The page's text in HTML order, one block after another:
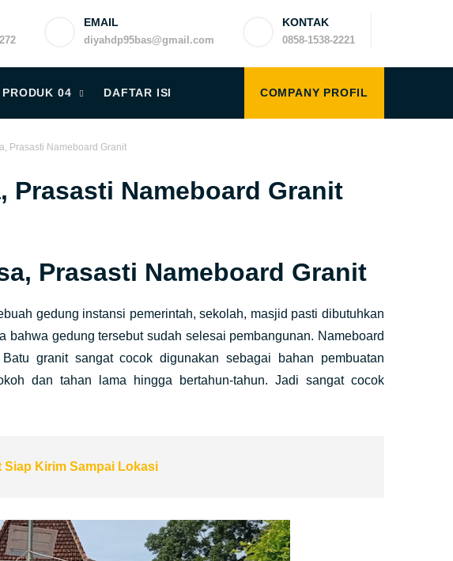
EMAIL
diyahdp95bas@gmail.com
KONTAK
0858-1538-2221
04 DAFTAR ISI COMPANY PROFIL
Prasasti Nameboard Granit
Prasasti Nameboard Granit
Prasasti Nameboard Granit
gedung instansi pemerintah, sekolah, masjid pasti dibutuhkan
bahwa gedung tersebut sudah selesai pembangunan. Nameboard
granit sangat cocok digunakan sebagai bahan pembuatan
dan tahan lama hingga bertahun-tahun. Jadi sangat cocok
Kirim Sampai Lokasi